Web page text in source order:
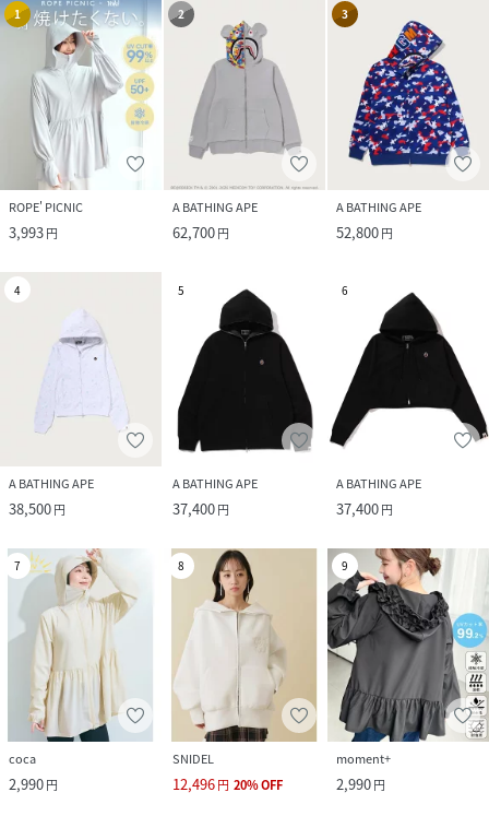
1
ROPE' PICNIC
3,993円
2
A BATHING APE
62,700円
3
A BATHING APE
52,800円
4
A BATHING APE
38,500円
5
A BATHING APE
37,400円
6
A BATHING APE
37,400円
7
coca
2,990円
8
SNIDEL
12,496円 20%OFF
9
moment+
2,990円